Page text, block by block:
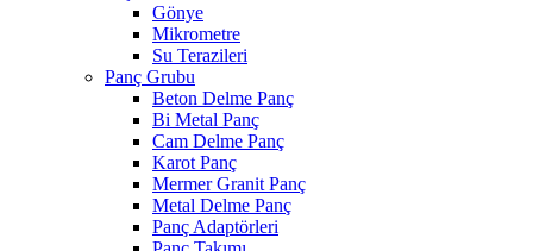
Gönye
Mikrometre
Su Terazileri
Panç Grubu
Beton Delme Panç
Bi Metal Panç
Cam Delme Panç
Karot Panç
Mermer Granit Panç
Metal Delme Panç
Panç Adaptörleri